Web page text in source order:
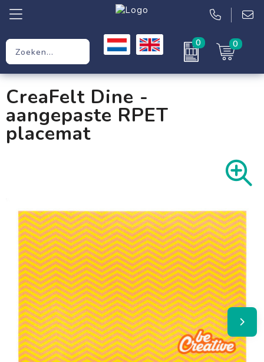
0 0
Werkkleding
Kleding
CreaFelt Dine -
aangepaste RPET
placemat